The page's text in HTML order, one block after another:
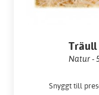
Natur -
Snyggt till